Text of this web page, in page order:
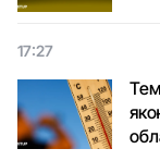
17:27